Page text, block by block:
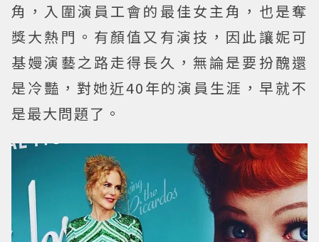
角，入圍演員工會的最佳女主角，也是奪
獎大熱門。有顏值又有演技，因此讓妮可
基嫚演藝之路走得長久，無論是要扮醜還
是冷豔，對她近40年的演員生涯，早就不
是最大問題了。